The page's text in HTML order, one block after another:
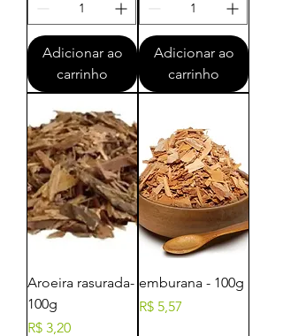
Adicionar ao
carrinho
Adicionar ao
carrinho
Aroeira rasurada-
100g
Preço
R$ 3,20
emburana - 100g
Preço
R$ 5,57